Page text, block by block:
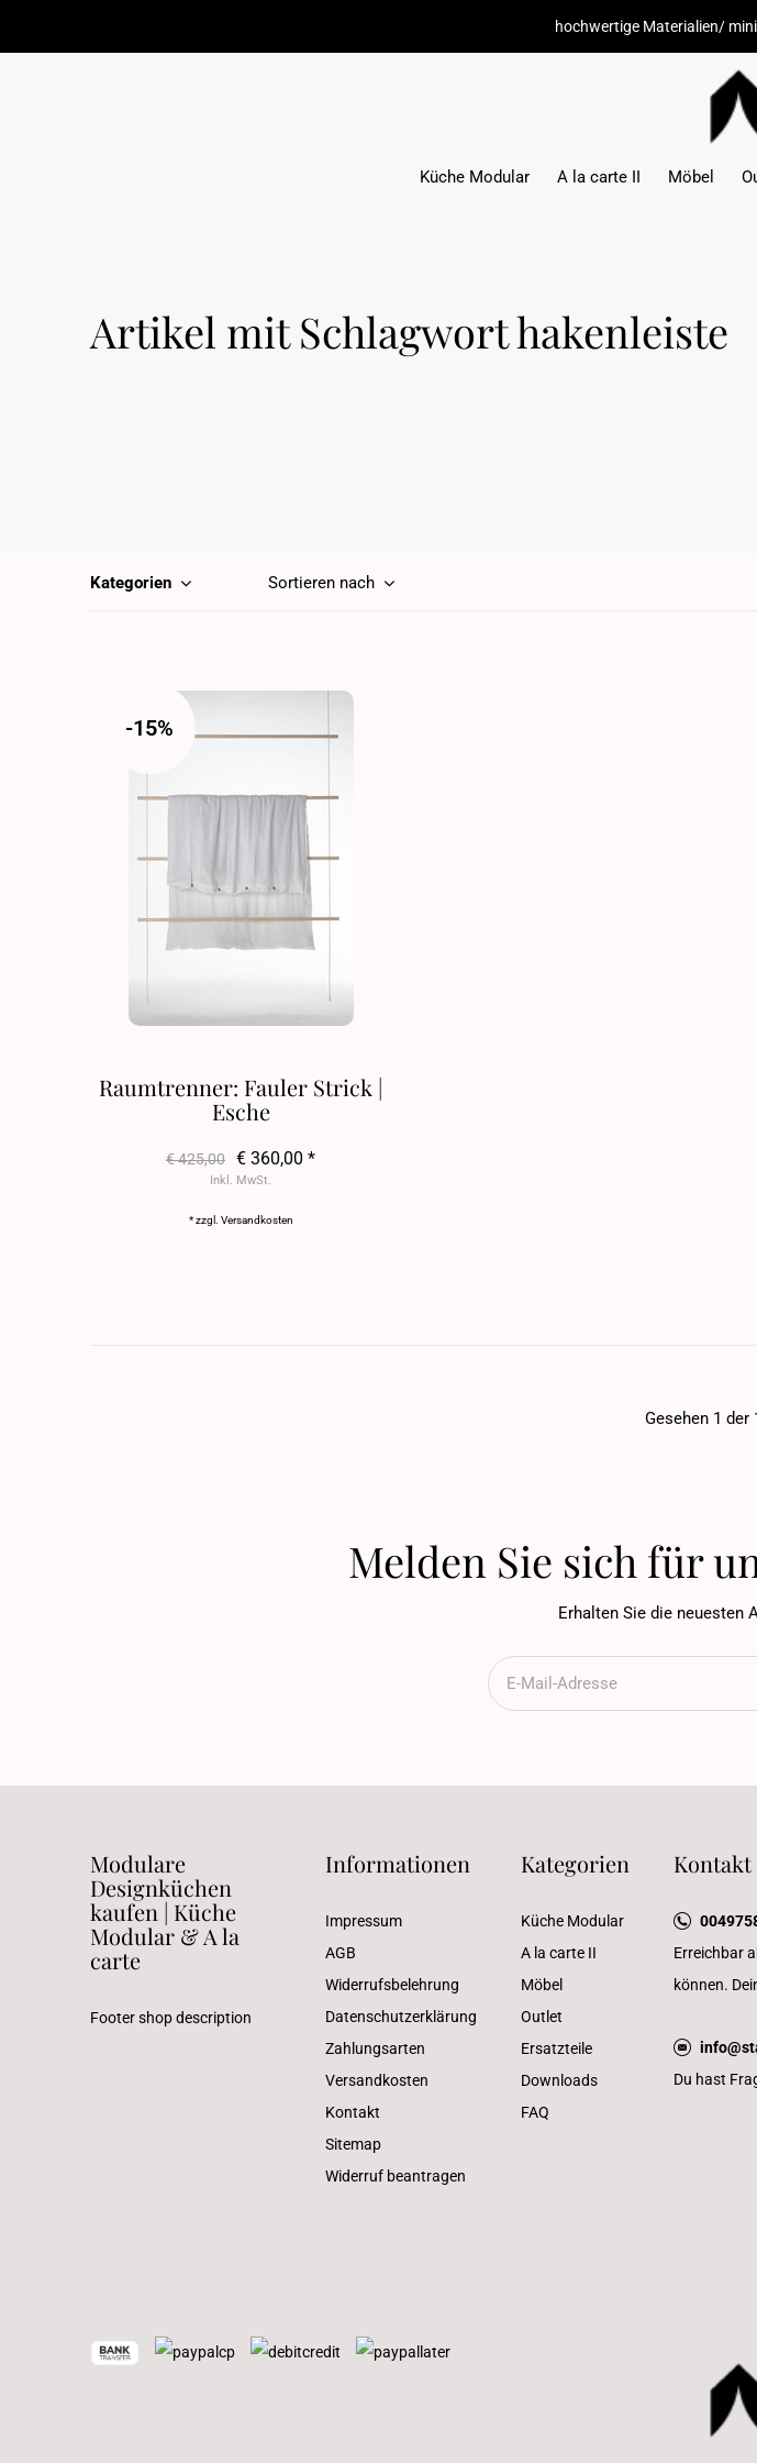
Küche Modular A la carte II Möbel
hochwertige Materialien/
Artikel mit Schlagwort hakenleiste
Kategorien Sortieren nach
-15%
Raumtrenner: Fauler Strick |
Esche
€ 425,00 € 360,00 *
Inkl. MwSt.
* zzgl. Versandkosten
Gesehen 1 der
Melden Sie sich für
Erhalten Sie die neuesten
Modulare
Designküchen
kaufen | Küche
Modular & A la
carte
Footer shop description
Informationen
Impressum
AGB
Widerrufsbelehrung
Datenschutzerklärung
Zahlungsarten
Versandkosten
Kontakt
Sitemap
Widerruf beantragen
Kategorien
Küche Modular
A la carte II
Möbel
Outlet
Ersatzteile
Downloads
FAQ
Kontakt
Erreichbar
können.
Du hast